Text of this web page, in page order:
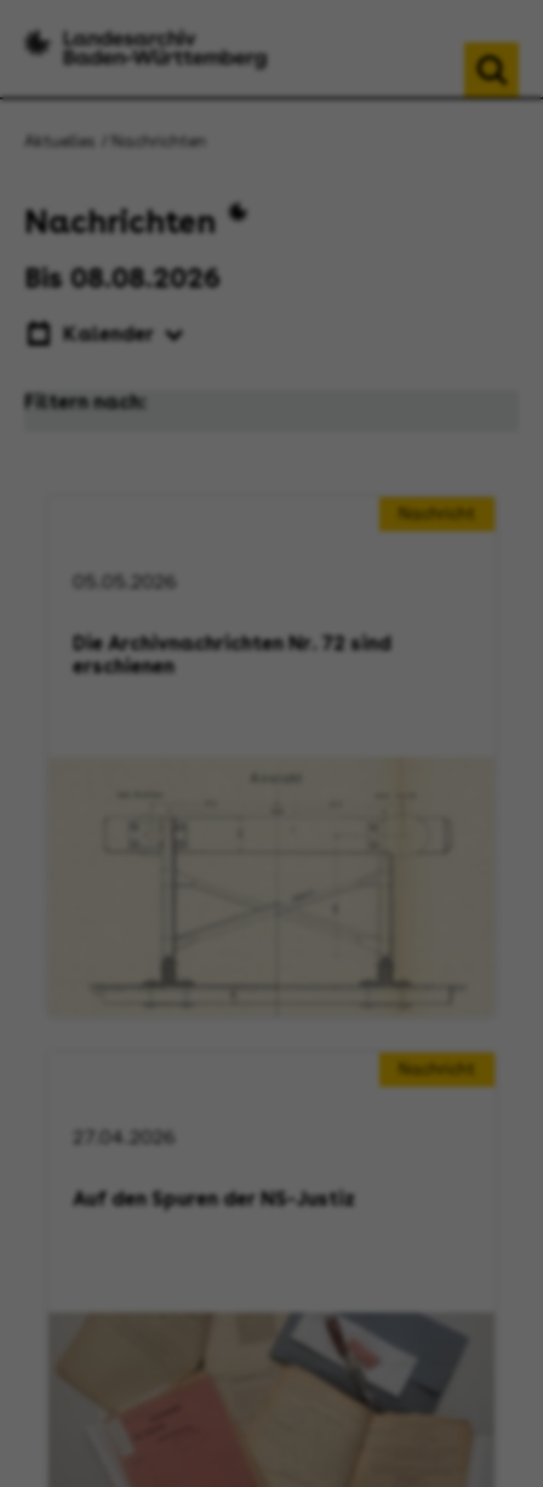
Aktuelles Nachrichten
Nachrichten
Bis 08.08.2026
Kalender
Filtern nach:
Nachricht
05.05.2026
Die Archivnachrichten Nr. 72 sind
erschienen
Nachricht
27.04.2026
Auf den Spuren der NS-Justiz